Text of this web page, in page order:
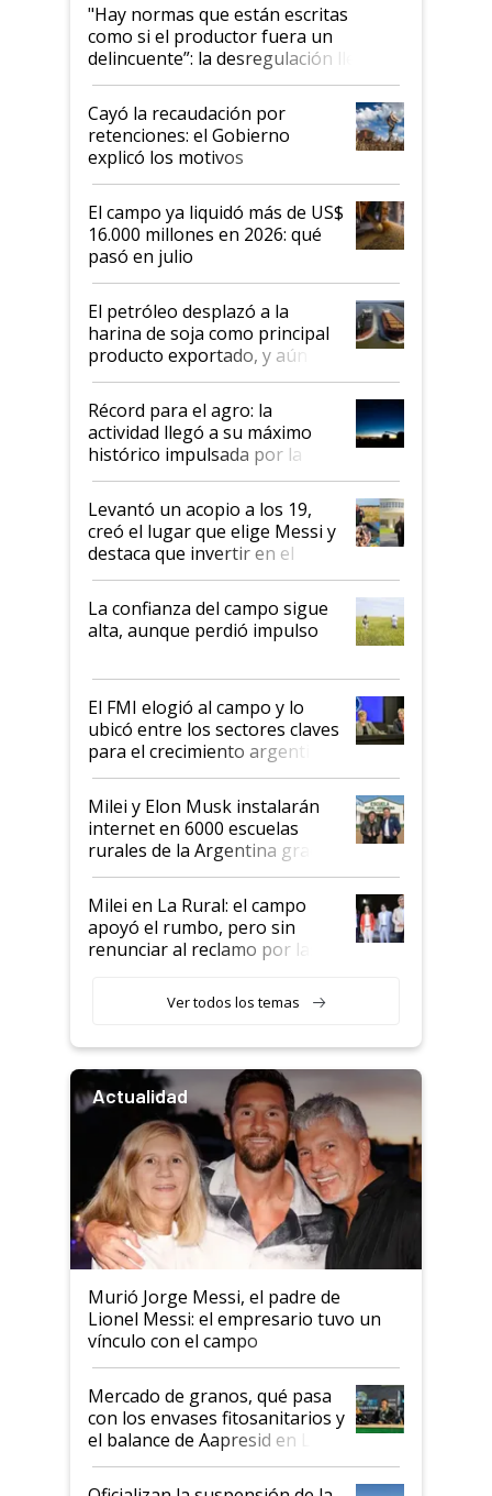
"Hay normas que están escritas
como si el productor fuera un
delincuente”: la desregulación llegó
al Congreso Aapresid y hasta se
habló del financiamiento al IPCVA
Cayó la recaudación por
retenciones: el Gobierno
explicó los motivos
El campo ya liquidó más de US$
16.000 millones en 2026: qué
pasó en julio
El petróleo desplazó a la
harina de soja como principal
producto exportado, y aún así
el agro aportó casi seis de cada
diez dólares y sostuvo el
liderazgo en un semestre
récord
Récord para el agro: la
actividad llegó a su máximo
histórico impulsada por la
cosecha y las exportaciones
Levantó un acopio a los 19,
creó el lugar que elige Messi y
destaca que invertir en el
kirchnerismo era como "darle
plata a un hijo para droga":
Juan Félix Rossetti, el libertario
que de una dura crisis salió
de Milei
La confianza del campo sigue
alta, aunque perdió impulso
El FMI elogió al campo y lo
ubicó entre los sectores claves
para el crecimiento argentino
Milei y Elon Musk instalarán
internet en 6000 escuelas
rurales de la Argentina gracias
a un acuerdo con Starlink
Milei en La Rural: el campo
apoyó el rumbo, pero sin
renunciar al reclamo por las
Ver todos los temas
Actualidad
Murió Jorge Messi, el padre de
Lionel Messi: el empresario tuvo un
vínculo con el campo
Mercado de granos, qué pasa
con los envases fitosanitarios y
el balance de Aapresid en La
Posta